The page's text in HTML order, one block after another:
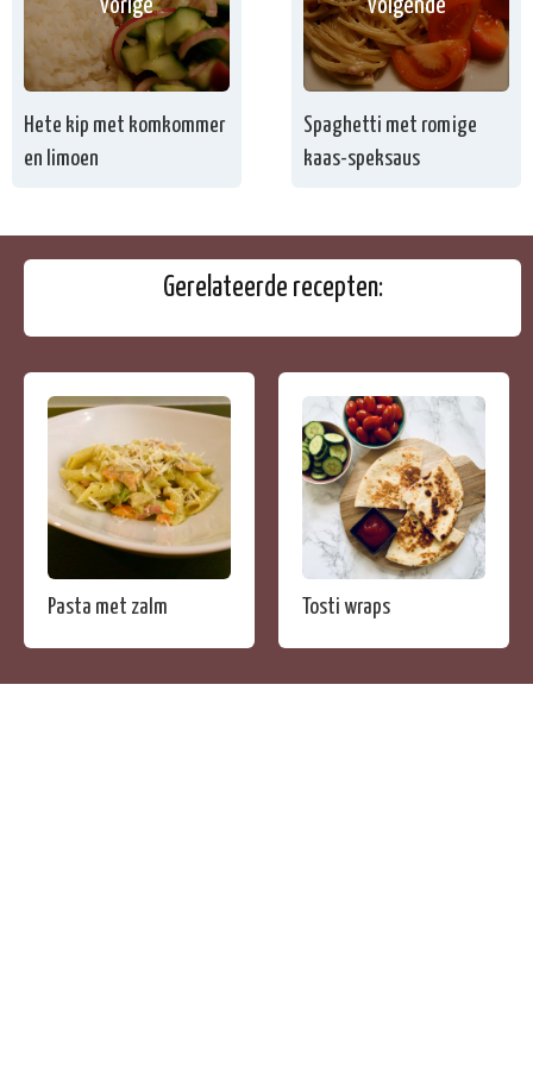
vorige
Hete kip met komkommer
en limoen
volgende
Spaghetti met romige
kaas-speksaus
Gerelateerde recepten:
Pasta met zalm Tosti wraps